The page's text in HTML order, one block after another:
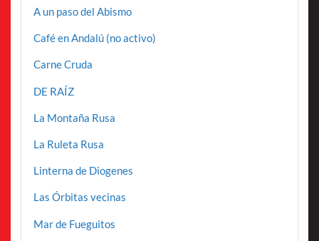
A un paso del Abismo
Café en Andalú (no activo)
Carne Cruda
DE RAÍZ
La Montaña Rusa
La Ruleta Rusa
Linterna de Diogenes
Las Órbitas vecinas
Mar de Fueguitos